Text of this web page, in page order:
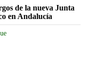
de la nueva Junta
en Andalucía